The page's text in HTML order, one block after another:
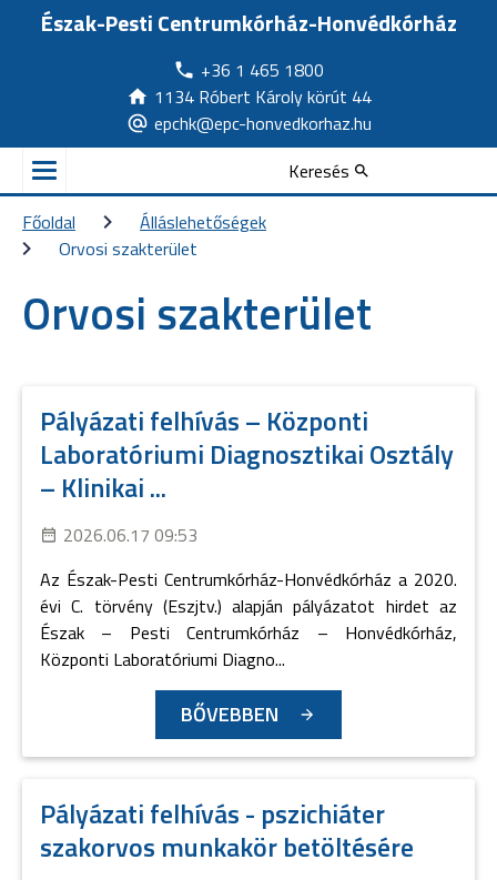
Észak-Pesti Centrumkórház-Honvédkórház
+36 1 465 1800
1134 Róbert Károly körút 44
epchk@epc-honvedkorhaz.hu
Keresés
Főoldal
Álláslehetőségek
Orvosi szakterület
Orvosi szakterület
Pályázati felhívás – Központi
Laboratóriumi Diagnosztikai Osztály
– Klinikai ...
2026.06.17 09:53
Az Észak-Pesti Centrumkórház-Honvédkórház a 2020.
évi C. törvény (Eszjtv.) alapján pályázatot hirdet az
Észak – Pesti Centrumkórház – Honvédkórház,
Központi Laboratóriumi Diagno...
BŐVEBBEN
Pályázati felhívás - pszichiáter
szakorvos munkakör betöltésére